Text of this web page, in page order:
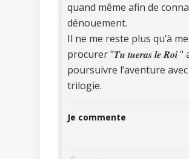
quand même afin de
dénouement.
Il ne me reste plus qu’à me
procurer "𝑻𝒖 𝒕𝒖𝒆𝒓𝒂𝒔 𝒍𝒆 𝑹𝒐𝒊 "
poursuivre l’aventure
trilogie.
Je commente